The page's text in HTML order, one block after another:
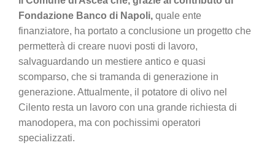
Fondazione Banco di Napoli,quale ente
finanziatore, ha portato a conclusione un progetto che
permetterà di creare nuovi posti di lavoro,
salvaguardando un mestiere antico e quasi
scomparso, che si tramanda di generazione in
generazione. Attualmente, il potatore di olivo nel
Cilento resta un lavoro con una grande richiesta di
manodopera, ma con pochissimi operatori
specializzati.